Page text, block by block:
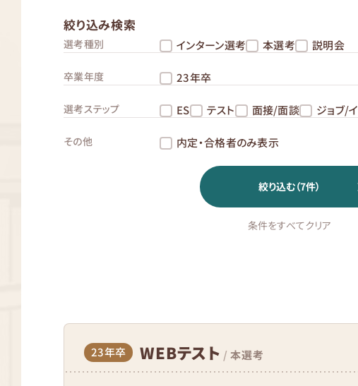
絞り込み検索
選考種別 インターン選考 本選考 説明会
卒業年度 23年卒
選考ステップ ES テスト 面接/面談 ジョブ/
その他 内定・合格者のみ表示
絞り込む（7件）
条件をすべてクリア
23年卒 WEBテスト / 本選考